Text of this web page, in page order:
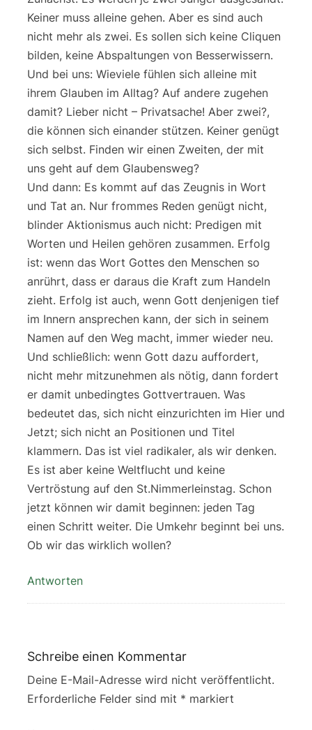
Keiner muss alleine gehen. Aber es sind auch
nicht mehr als zwei. Es sollen sich keine Cliquen
bilden, keine Abspaltungen von Besserwissern.
Und bei uns: Wieviele fühlen sich alleine mit
ihrem Glauben im Alltag? Auf andere zugehen
damit? Lieber nicht – Privatsache! Aber zwei?,
die können sich einander stützen. Keiner genügt
sich selbst. Finden wir einen Zweiten, der mit
uns geht auf dem Glaubensweg?
Und dann: Es kommt auf das Zeugnis in Wort
und Tat an. Nur frommes Reden genügt nicht,
blinder Aktionismus auch nicht: Predigen mit
Worten und Heilen gehören zusammen. Erfolg
ist: wenn das Wort Gottes den Menschen so
anrührt, dass er daraus die Kraft zum Handeln
zieht. Erfolg ist auch, wenn Gott denjenigen tief
im Innern ansprechen kann, der sich in seinem
Namen auf den Weg macht, immer wieder neu.
Und schließlich: wenn Gott dazu auffordert,
nicht mehr mitzunehmen als nötig, dann fordert
er damit unbedingtes Gottvertrauen. Was
bedeutet das, sich nicht einzurichten im Hier und
Jetzt; sich nicht an Positionen und Titel
klammern. Das ist viel radikaler, als wir denken.
Es ist aber keine Weltflucht und keine
Vertröstung auf den St.Nimmerleinstag. Schon
jetzt können wir damit beginnen: jeden Tag
einen Schritt weiter. Die Umkehr beginnt bei uns.
Ob wir das wirklich wollen?
Antworten
Schreibe einen Kommentar
Deine E-Mail-Adresse wird nicht veröffentlicht.
Erforderliche Felder sind mit * markiert